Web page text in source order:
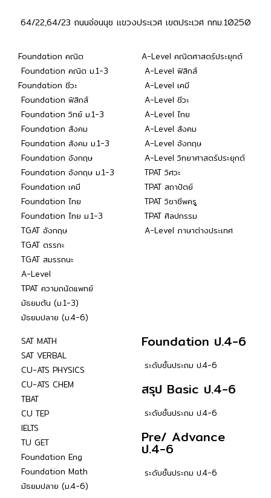
64/22,64/23 ถนนอ่อนนุช แขวงประเวศ เขตประเวศ กทม.10250
Foundation คณิต
Foundation คณิต ม.1-3
Foundation ชีวะ
Foundation ฟิสิกส์
Foundation วิทย์ ม.1-3
Foundation สังคม
Foundation สังคม ม.1-3
Foundation อังกฤษ
Foundation อังกฤษ ม.1-3
Foundation เคมี
Foundation ไทย
Foundation ไทย ม.1-3
TGAT อังกฤษ
TGAT ตรรกะ
TGAT สมรรถนะ
A-Level
TPAT ความถนัดแพทย์
มัธยมต้น (ม.1-3)
มัธยมปลาย (ม.4-6)
A-Level คณิตศาสตร์ประยุกต์
A-Level ฟิสิกส์
A-Level เคมี
A-Level ชีวะ
A-Level ไทย
A-Level สังคม
A-Level อังกฤษ
A-Level วิทยาศาสตร์ประยุกต์
TPAT วิศวะ
TPAT สถาปัตย์
TPAT วิชาชีพครู
TPAT ศิลปกรรม
A-Level ภาษาต่างประเทศ
SAT MATH
SAT VERBAL
CU-ATS PHYSICS
CU-ATS CHEM
TBAT
CU TEP
IELTS
TU GET
Foundation Eng
Foundation Math
มัธยมปลาย (ม.4-6)
Foundation ป.4-6
ระดับชั้นประถม ป.4-6
สรุป Basic ป.4-6
ระดับชั้นประถม ป.4-6
Pre/ Advance
ป.4-6
ระดับชั้นประถม ป.4-6